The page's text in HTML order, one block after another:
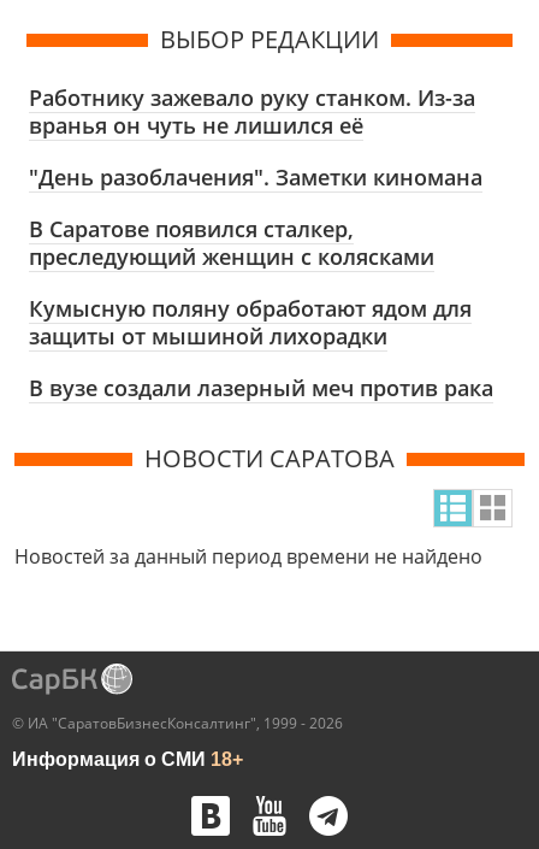
ВЫБОР РЕДАКЦИИ
Работнику зажевало руку станком. Из-за
вранья он чуть не лишился её
"День разоблачения". Заметки киномана
В Саратове появился сталкер,
преследующий женщин с колясками
Кумысную поляну обработают ядом для
защиты от мышиной лихорадки
В вузе создали лазерный меч против рака
НОВОСТИ САРАТОВА
Новостей за данный период времени не найдено
© ИА "СаратовБизнесКонсалтинг", 1999 - 2026
Информация о СМИ 18+